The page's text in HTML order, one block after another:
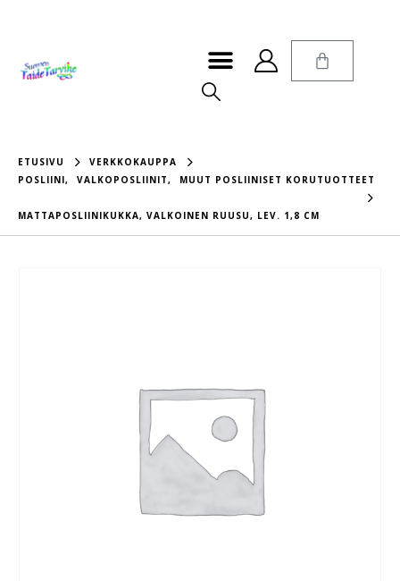
ETUSIVU
VERKKOKAUPPA
POSLIINI, VALKOPOSLIINIT, MUUT POSLIINISET KORUTUOTTEET
MATTAPOSLIINIKUKKA, VALKOINEN RUUSU, LEV. 1,8 CM